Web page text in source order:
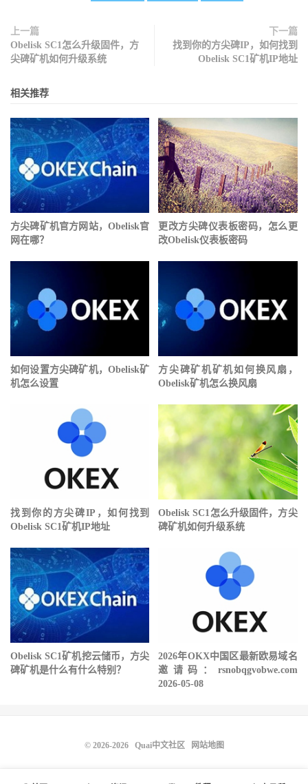
上一篇
Obelisk SC1怎么升级固件，方
尖碑矿机如何升级系统
下一篇
找到你的方尖碑IP，如何找到
Obelisk SC1矿机IP地址
相关推荐
方尖碑矿机官方网站，Obelisk官
网在哪？
更改方尖碑仪表板密码，怎么更
改Obelisk仪表板密码
如何设置方尖碑矿机，Obelisk矿
机怎么设置
方尖碑矿机矿机如何换风扇，
Obelisk矿机怎么换风扇
找到你的方尖碑IP，如何找到
Obelisk SC1矿机IP地址
Obelisk SC1怎么升级固件，方尖
碑矿机如何升级系统
Obelisk SC1矿机挖云储币，方尖
碑矿机是什么有什么特别？
2026年OKX中国区最新欧易域名
邀请码：rsnobqgvobwe.com
2026-05-08
© 2026-2026 Quai中文社区 网站地图